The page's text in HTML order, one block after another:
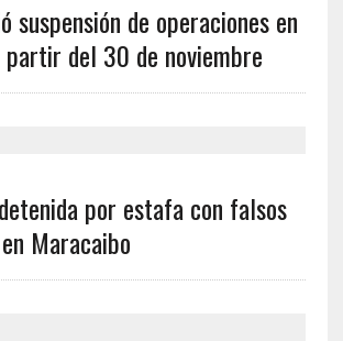
suspensión de operaciones en
partir del 30 de noviembre
por estafa con falsos
Maracaibo